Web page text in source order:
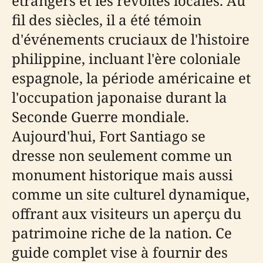
fil des siècles, il a été témoin
d'événements cruciaux de l'histoire
philippine, incluant l'ère coloniale
espagnole, la période américaine et
l'occupation japonaise durant la
Seconde Guerre mondiale.
Aujourd'hui, Fort Santiago se
dresse non seulement comme un
monument historique mais aussi
comme un site culturel dynamique,
offrant aux visiteurs un aperçu du
patrimoine riche de la nation. Ce
guide complet vise à fournir des